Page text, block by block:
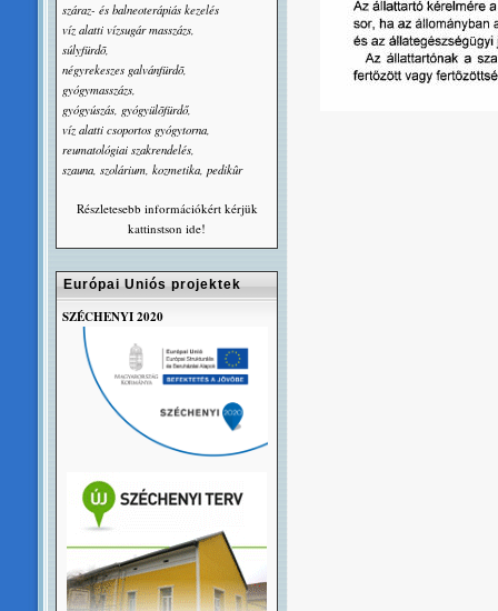
száraz- és balneoterápiás kezelés
víz alatti vízsugár masszázs,
súlyfürdõ,
négyrekeszes galvánfürdõ,
gyógymasszázs,
gyógyúszás, gyógyülõfürdő,
víz alatti csoportos gyógytorna,
reumatológiai szakrendelés,
szauna, szolárium, kozmetika, pedikûr
Részletesebb információkért kérjük
kattinstson ide!
Európai Uniós projektek
SZÉCHENYI 2020